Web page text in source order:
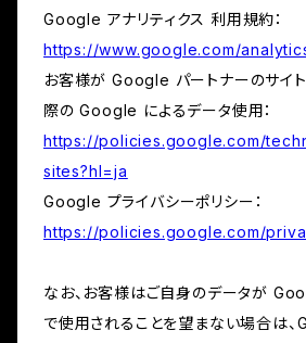
Google アナリティクス 利用規約：
https://www.google.com/
お客様が Google パートナーのサイ
際の Google によるデータ使用：
https://policies.google.com/
sites?hl=ja
Google プライバシーポリシー：
https://policies.google.com/
なお、お客様はご自身のデータが
で使用されることを望まない場合は